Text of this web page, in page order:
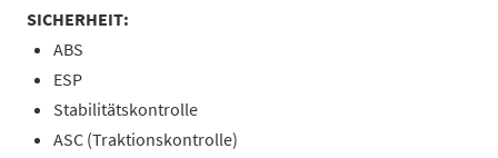
SICHERHEIT:
ABS
ESP
Stabilitätskontrolle
ASC (Traktionskontrolle)